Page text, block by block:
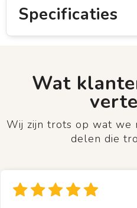
Specificaties
Wat
Wij zijn trots op wat we
delen die